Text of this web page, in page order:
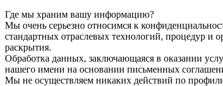
Где мы храним вашу информацию?
Мы очень серьезно относимся к
стандартных отраслевых технологий, процедур и
раскрытия.
Обработка данных, заключающаяся в оказании
нашего имени на основании письменных
Мы не осуществляем никаких действий по